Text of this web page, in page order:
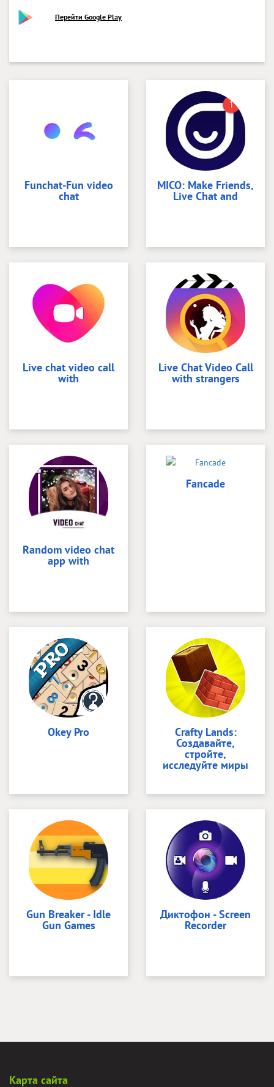
Перейти Google Play
Funchat-Fun video
chat
MICO: Make Friends,
Live Chat and
Live chat video call
with
Live Chat Video Call
with strangers
Random video chat
app with
Fancade
Okey Pro Crafty Lands:
Создавайте,
стройте,
исследуйте миры
Gun Breaker - Idle
Gun Games
Диктофон - Screen
Recorder
Карта сайта